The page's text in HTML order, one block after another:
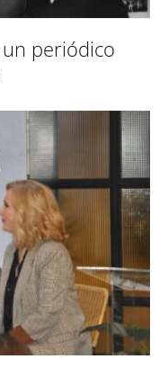
periódico